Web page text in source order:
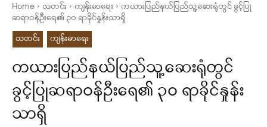
Home သတင်း ကျန်းမာရေး
ကယားပြည်နယ်ပြည်သူ့ဆေးရုံတွင် ခွင့်ပြု
ဆရာဝန်ဦးရေ၏ ၃ဝ ရာခိုင်နှုန်းသာရှိ
သတင်း
ကျန်းမာရေး
ကယားပြည်နယ်ပြည်သူ့ဆေးရုံတွင်
ခွင့်ပြုဆရာဝန်ဦးရေ၏ ၃ဝ ရာခိုင်နှုန်း
သာရှိ